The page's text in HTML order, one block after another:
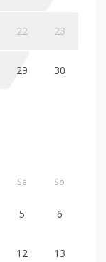
22 23
29 30
Sa So
5 6
12 13